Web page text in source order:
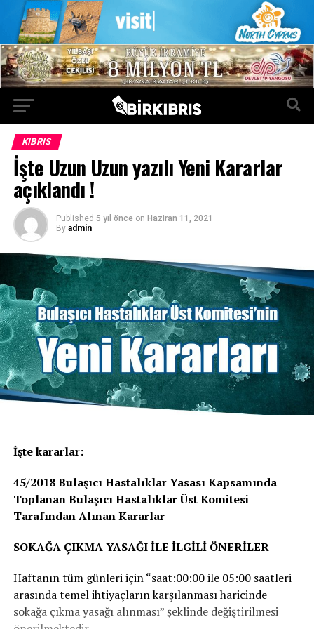
KIBRIS
İşte Uzun Uzun yazılı Yeni Kararlar
açıklandı !
Published 5 yıl önce on Haziran 11, 2021
By admin
İşte kararlar:
45/2018 Bulaşıcı Hastalıklar Yasası Kapsamında
Toplanan Bulaşıcı Hastalıklar Üst Komitesi
Tarafından Alınan Kararlar
SOKAĞA ÇIKMA YASAĞI İLE İLGİLİ ÖNERİLER
Haftanın tüm günleri için “saat:00:00 ile 05:00 saatleri
arasında temel ihtiyaçların karşılanması haricinde
sokağa çıkma yasağı alınması” şeklinde değiştirilmesi